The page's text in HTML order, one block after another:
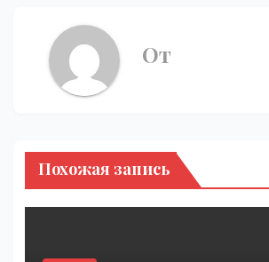
От
Похожая запись